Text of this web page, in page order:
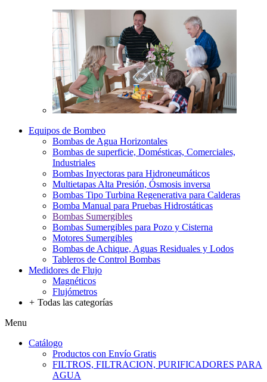
Equipos de Bombeo
Bombas de Agua Horizontales
Bombas de superficie, Domésticas, Comerciales,
Industriales
Bombas Inyectoras para Hidroneumáticos
Multietapas Alta Presión, Ósmosis inversa
Bombas Tipo Turbina Regenerativa para Calderas
Bomba Manual para Pruebas Hidrostáticas
Bombas Sumergibles
Bombas Sumergibles para Pozo y Cisterna
Motores Sumergibles
Bombas de Achique, Aguas Residuales y Lodos
Tableros de Control Bombas
Medidores de Flujo
Magnéticos
Flujómetros
+ Todas las categorías
Menu
Catálogo
Productos con Envío Gratis
FILTROS, FILTRACION, PURIFICADORES PARA
AGUA